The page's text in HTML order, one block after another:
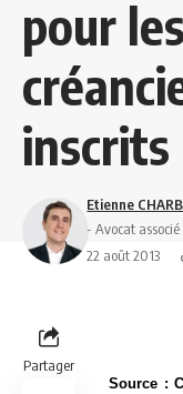
pour les
inscrits
Etienne
- Avocat associé
22 août 2013
Partager
Source :